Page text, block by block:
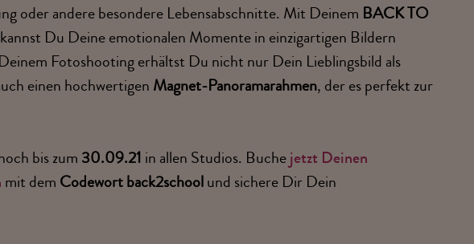
oder andere besondere Lebensabschnitte. Mit Deinem BACK TO
kannst Du Deine emotionalen Momente in einzigartigen Bildern
Fotoshooting erhältst Du nicht nur Dein Lieblingsbild als
einen hochwertigen Magnet-Panoramarahmen, der es perfekt zur
bis zum 30.09.21 in allen Studios. Buchejetzt Deinen
mit dem Codewortback2schoolund sichere Dir Dein